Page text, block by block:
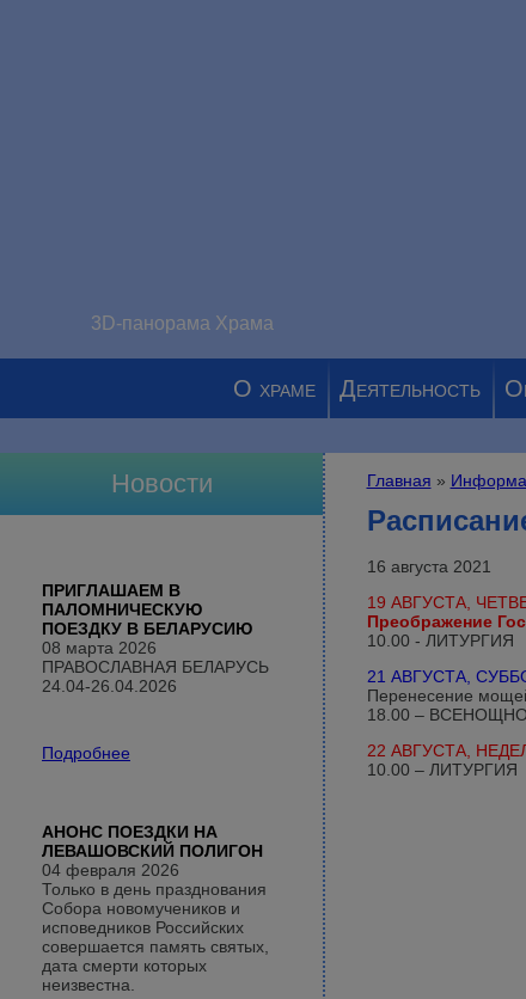
3D-панорама Храма
О храме Деятельность
Вы здесь
Главная »
16 августа 2021
19 АВГУСТА,
Преображение
10.00 - ЛИТУРГИЯ
21 АВГУСТА,
Перенесение
18.00 –
22 АВГУСТА,
10.00 – ЛИТУРГИЯ
Новости
ПРИГЛАШАЕМ В
ПАЛОМНИЧЕСКУЮ
ПОЕЗДКУ В БЕЛАРУСИЮ
08 марта 2026
ПРАВОСЛАВНАЯ БЕЛАРУСЬ
24.04-26.04.2026
Подробнее
АНОНС ПОЕЗДКИ НА
ЛЕВАШОВСКИЙ ПОЛИГОН
04 февраля 2026
Только в день празднования
Собора новомучеников и
исповедников Российских
совершается память святых,
дата смерти которых
неизвестна.